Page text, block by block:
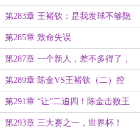
他越兴奋...
第283章 王褚钦：是我发球不够隐
蔽吗？
第285章 致命失误
第287章 一个新人，差不多得了，
应该懂点事...
第289章 陈金VS王褚钦（二）控
分！
第291章 “让”二追四！陈金击败王
褚钦夺冠！
第293章 三大赛之一，世界杯！